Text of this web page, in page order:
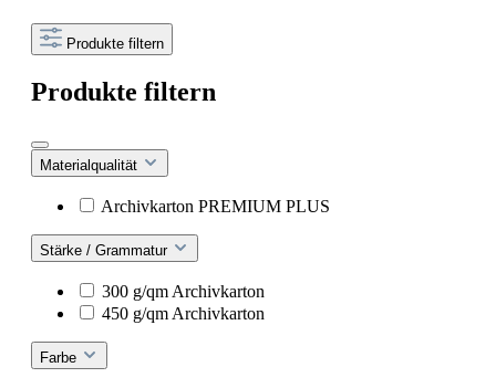
Produkte filtern
Produkte filtern
Materialqualität
Archivkarton PREMIUM PLUS
Stärke / Grammatur
300 g/qm Archivkarton
450 g/qm Archivkarton
Farbe